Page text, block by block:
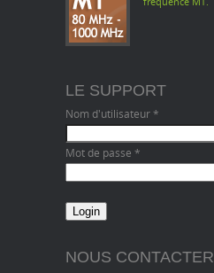
LE SUPPORT
Nom d'utilisateur *
Mot de passe *
NOUS CONTACTER